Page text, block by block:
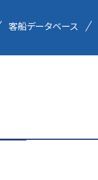
客船データベース